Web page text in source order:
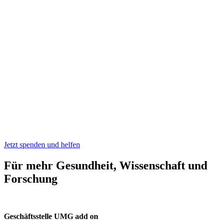
Jetzt spenden und helfen
Für mehr Gesundheit, Wissenschaft und
Forschung
Geschäftsstelle UMG add on